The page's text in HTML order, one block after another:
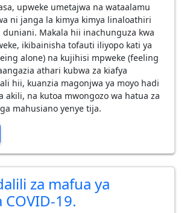
upweke umetajwa na wataalamu
ni janga la kimya kimya linaloathiri
Makala hii inachunguza kwa
ikibainisha tofauti iliyopo kati ya
alone) na kujihisi mpweke (feeling
athari kubwa za kiafya
hii, kuanzia magonjwa ya moyo hadi
akili, na kutoa mwongozo wa hatua za
mahusiano yenye tija.
za mafua ya
19.